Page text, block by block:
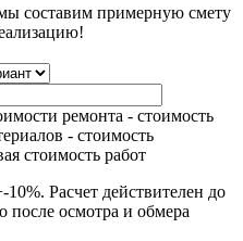
составим примерную смету
ремонта - стоимость
- стоимость
стоимость работ
Расчет действителен до
после осмотра и обмера